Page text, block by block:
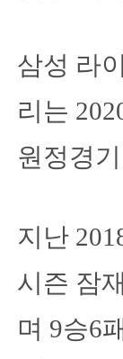
삼성 라
리는
원정경
지난
시즌 잠
며 9승6